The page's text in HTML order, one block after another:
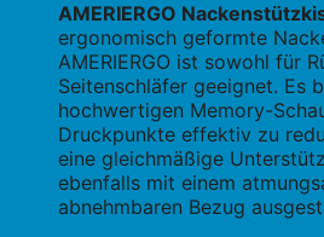
AMERIERGO
ergonomisch geformte
AMERIERGO ist sowohl für
Seitenschläfer geeignet. Es
hochwertigen Memory-
Druckpunkte effektiv zu
eine gleichmäßige
ebenfalls mit einem
abnehmbaren Bezug